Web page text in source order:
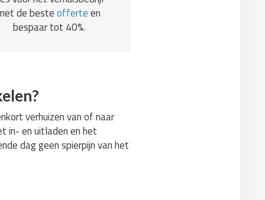
de besteofferteen
bespaar tot 40%.
verhuizen van of naar
in- en uitladen en het
dag geen spierpijn van het